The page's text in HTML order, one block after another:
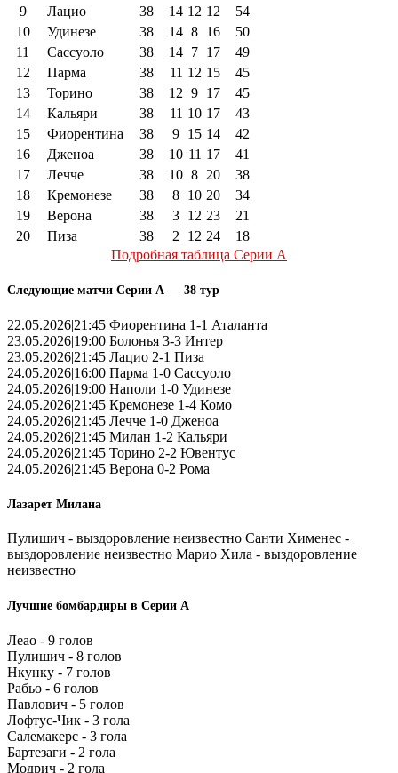
9
Лацио 38 14 12 12
54
10
Удинезе 38 14 8 16
50
11
Сассуоло 38 14 7 17
49
12
Парма 38 11 12 15
45
13
Торино 38 12 9 17
45
14
Кальяри 38 11 10 17
43
15
Фиорентина 38 9 15 14
42
16
Дженоа 38 10 11 17
41
17
Лечче 38 10 8 20
38
18
Кремонезе 38 8 10 20
34
19
Верона 38 3 12 23
21
20
Пиза 38 2 12 24
18
Подробная таблица Серии А
Следующие матчи Серии А — 38 тур
22.05.2026|21:45 Фиорентина 1-1 Аталанта
23.05.2026|19:00 Болонья 3-3 Интер
23.05.2026|21:45 Лацио 2-1 Пиза
24.05.2026|16:00 Парма 1-0 Сассуоло
24.05.2026|19:00 Наполи 1-0 Удинезе
24.05.2026|21:45 Кремонезе 1-4 Комо
24.05.2026|21:45 Лечче 1-0 Дженоа
24.05.2026|21:45 Милан 1-2 Кальяри
24.05.2026|21:45 Торино 2-2 Ювентус
24.05.2026|21:45 Верона 0-2 Рома
Лазарет Милана
Пулишич - выздоровление неизвестно Санти Хименес -
выздоровление неизвестно Марио Хила - выздоровление
неизвестно
Лучшие бомбардиры в Серии А
Леао - 9 голов
Пулишич - 8 голов
Нкунку - 7 голов
Рабьо - 6 голов
Павлович - 5 голов
Лофтус-Чик - 3 гола
Салемакерс - 3 гола
Бартезаги - 2 гола
Модрич - 2 гола